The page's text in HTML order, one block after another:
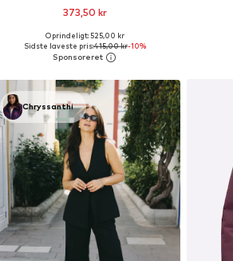
373,50 kr
Føj til indkøbskurv
Oprindeligt: 525,00 kr
Sidste laveste pris:415,00 kr-10%
Chryssanthi